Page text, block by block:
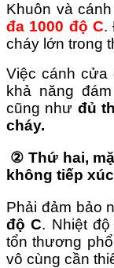
Khuôn và
đa 1000 độ C.
cháy lớn trong
Việc cánh cửa
khả năng
cũng như đủ
cháy.
② Thứ hai,
không tiếp
Phải đảm bảo
độ C. Nhiệt
tổn thương
vô cùng cần